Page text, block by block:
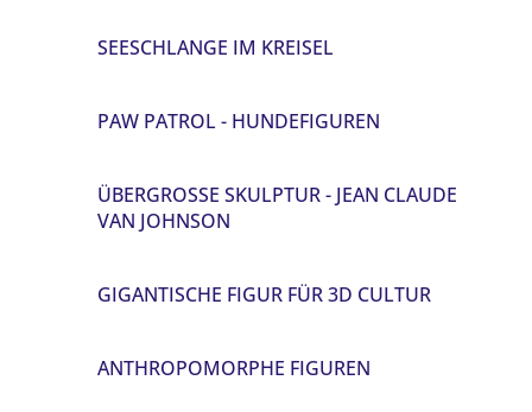
SEESCHLANGE IM KREISEL
PAW PATROL - HUNDEFIGUREN
ÜBERGROSSE SKULPTUR - JEAN CLAUDE V
AN JOHNSON
GIGANTISCHE FIGUR FÜR 3D CULTUR
ANTHROPOMORPHE FIGUREN